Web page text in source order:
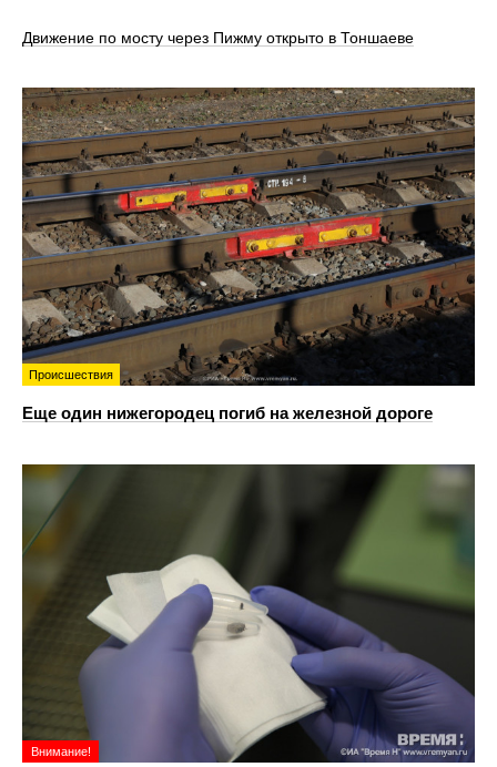
Движение по мосту через Пижму открыто в Тоншаеве
Происшествия
Еще один нижегородец погиб на железной дороге
Внимание!